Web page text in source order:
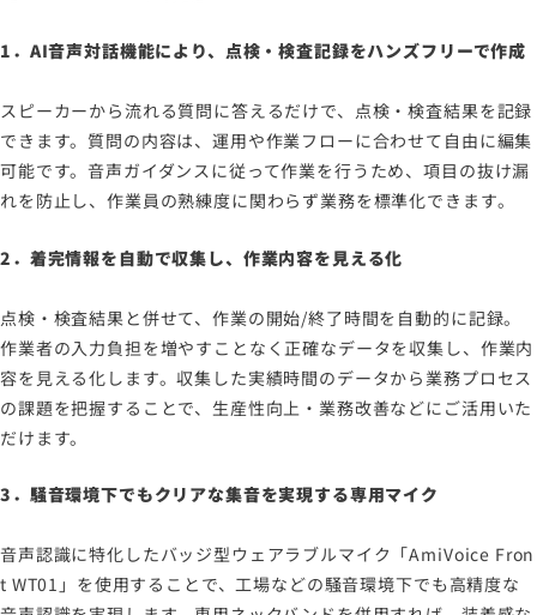
1．AI音声対話機能により、点検・検査記録をハンズフリーで作成
スピーカーから流れる質問に答えるだけで、点検・検査結果を記録
できます。質問の内容は、運用や作業フローに合わせて自由に編集
可能です。音声ガイダンスに従って作業を行うため、項目の抜け漏
れを防止し、作業員の熟練度に関わらず業務を標準化できます。
2．着完情報を自動で収集し、作業内容を見える化
点検・検査結果と併せて、作業の開始/終了時間を自動的に記録。
作業者の入力負担を増やすことなく正確なデータを収集し、作業内
容を見える化します。収集した実績時間のデータから業務プロセス
の課題を把握することで、生産性向上・業務改善などにご活用いた
だけます。
3．騒音環境下でもクリアな集音を実現する専用マイク
音声認識に特化したバッジ型ウェアラブルマイク「AmiVoice Fron
t WT01」を使用することで、工場などの騒音環境下でも高精度な